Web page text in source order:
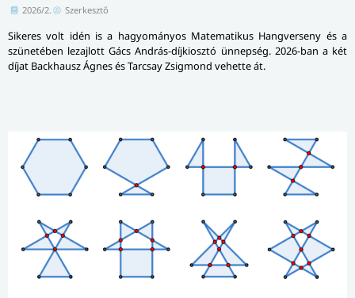
2026/2. Szerkesztő
Sikeres volt idén is a hagyományos Matematikus Hangverseny és a
szünetében lezajlott Gács András-díjkiosztó ünnepség. 2026-ban a két
díjat Backhausz Ágnes és Tarcsay Zsigmond vehette át.